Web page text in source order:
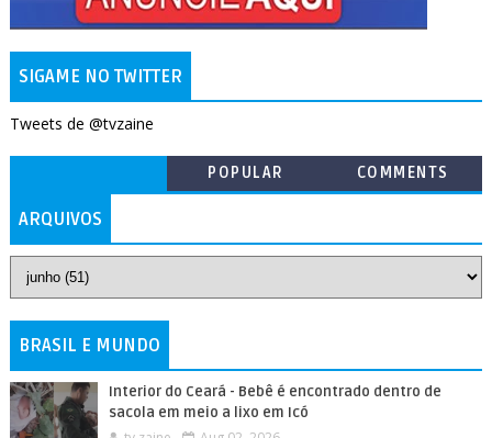
SIGAME NO TWITTER
Tweets de @tvzaine
POPULAR COMMENTS
ARQUIVOS
BRASIL E MUNDO
Interior do Ceará - Bebê é encontrado dentro de
sacola em meio a lixo em Icó